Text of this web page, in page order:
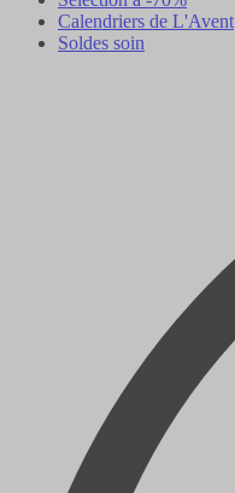
Calendriers de L'Avent
Soldes soin